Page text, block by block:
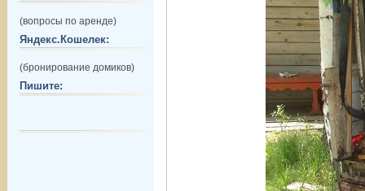
(вопросы по аренде)
Яндекс.Кошелек:
(бронирование домиков)
Пишите: